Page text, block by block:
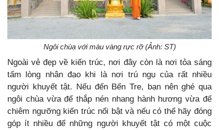
Ngôi chùa với màu vàng rực rỡ (Ảnh: ST)
Ngoài vẻ đẹp về kiến trúc, nơi đây còn là nơi tỏa sáng
tấm lòng nhân đạo khi là nơi trú ngụ của rất nhiều
người khuyết tật. Nếu đến Bến Tre, bạn nên ghé qua
ngôi chùa vừa để thắp nén nhang hành hương vừa để
chiêm ngưỡng kiến trúc nổi bật và nếu có thể hãy đóng
góp ít nhiều để những người khuyết tật có một cuộc